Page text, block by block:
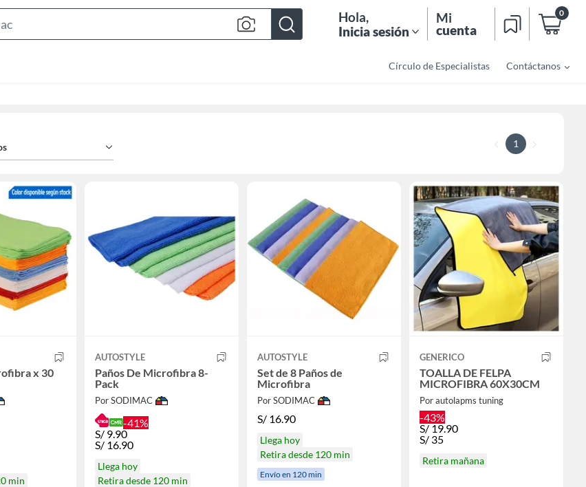
Bar
Hola,
Inicia sesión
Mi
cuenta
0
Círculo de Especialistas Contáctanos
1
x 30
min
AUTOSTYLE
Paños De Microfibra 8-
Pack
Por SODIMAC
-41%
S/ 9.90
S/ 16.90
Llega hoy
Retira desde 120 min
AUTOSTYLE
Set de 8 Paños de
Microfibra
Por SODIMAC
S/ 16.90
Llega hoy
Retira desde 120 min
Envío en 120 min
GENERICO
TOALLA DE FELPA
MICROFIBRA 60X30CM
Por autolapms tuning
-43%
S/ 19.90
S/ 35
Retira mañana